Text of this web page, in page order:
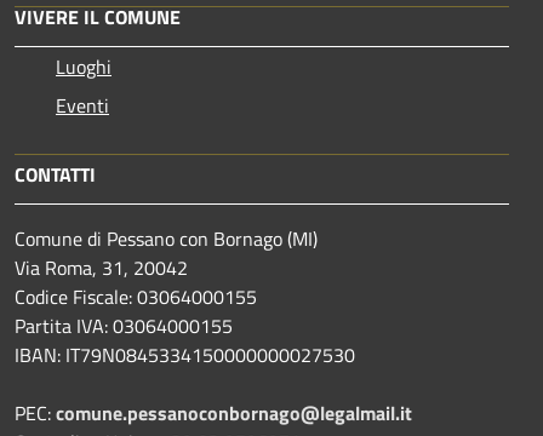
VIVERE IL COMUNE
Luoghi
Eventi
CONTATTI
Comune di Pessano con Bornago (MI)
Via Roma, 31, 20042
Codice Fiscale: 03064000155
Partita IVA: 03064000155
IBAN: IT79N0845334150000000027530
PEC:comune.pessanoconbornago@legalmail.it